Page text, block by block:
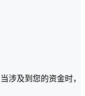
涉及到您的资金时，